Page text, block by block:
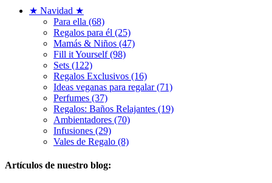
★ Navidad ★
Para ella (68)
Regalos para él (25)
Mamás & Niños (47)
Fill it Yourself (98)
Sets (122)
Regalos Exclusivos (16)
Ideas veganas para regalar (71)
Perfumes (37)
Regalos: Baños Relajantes (19)
Ambientadores (70)
Infusiones (29)
Vales de Regalo (8)
Artículos de nuestro blog: